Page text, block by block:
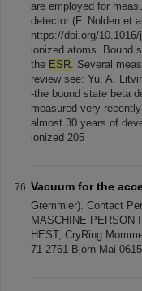
are employed for
detector (F. Nolden et
https://doi.org/
ionized atoms. Bound
the ESR. Several
review see: Yu. A.
-the bound state beta
measured very
almost 30 years of
ionized 205
Vacuum for the
Gremmler). Contact
MASCHINE PERSON
HEST, CryRing
71-2761 Björn Mai